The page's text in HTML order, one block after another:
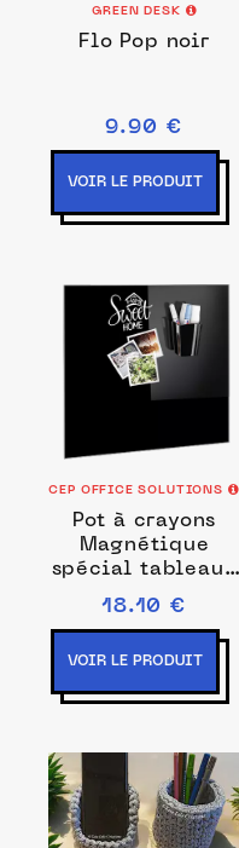
GREEN DESK
Flo Pop noir
9.90 €
VOIR LE PRODUIT
CEP OFFICE SOLUTIONS
Pot à crayons
Magnétique
spécial tableaux
en verre - Noir
18.10 €
VOIR LE PRODUIT